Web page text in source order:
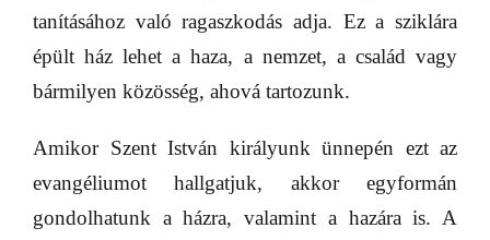
tanításához való ragaszkodás adja. Ez a sziklára
épült ház lehet a haza, a nemzet, a család vagy
bármilyen közösség, ahová tartozunk.
Amikor Szent István királyunk ünnepén ezt az
evangéliumot hallgatjuk, akkor egyformán
gondolhatunk a házra, valamint a hazára is. A